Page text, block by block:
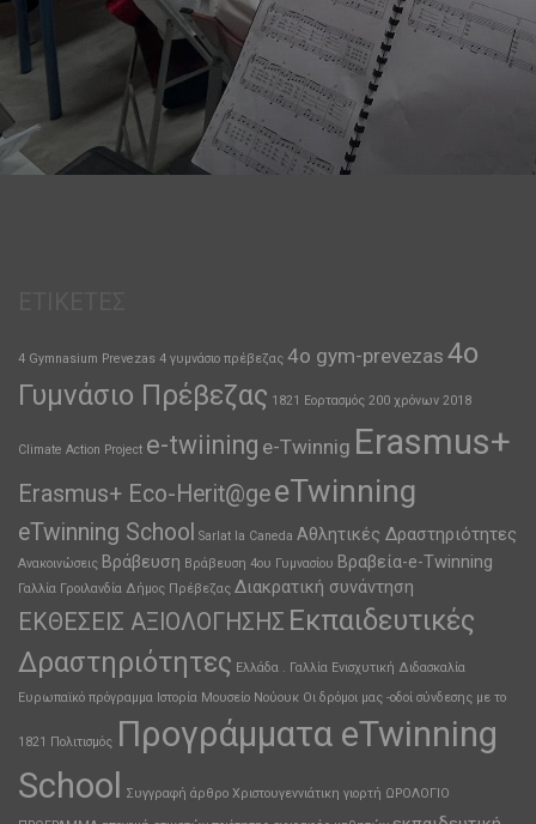
4 Gymnasium Prevezas 4 γυμνάσιο πρέβεζας 4o gym-prevezas 4ο
Γυμνάσιο Πρέβεζας 1821 Εορτασμός 200 χρόνων 2018
Climate Action Project e-twiining e-Twinnig Erasmus+
Erasmus+ Eco-Herit@geeTwinning
eTwinning School Sarlat la Caneda Αθλητικές Δραστηριότητες
Ανακοινώσεις Βράβευση Βράβευση 4ου Γυμνασίου Βραβεία-e-Twinning
Γαλλία Γροιλανδία Δήμος Πρέβεζας Διακρατική συνάντηση
ΕΚΘΕΣΕΙΣ ΑΞΙΟΛΟΓΗΣΗΣ Εκπαιδευτικές
Δραστηριότητες Ελλάδα . Γαλλία Ενισχυτική Διδασκαλία
Ευρωπαϊκό πρόγραμμα Ιστορία Μουσείο Νούουκ Οι δρόμοι μας -οδοί σύνδεσης με το
1821 Πολιτισμός Προγράμματα eTwinning
School
Συγγραφή άρθρο Χριστουγεννιάτικη γιορτή ΩΡΟΛΟΓΙΟ